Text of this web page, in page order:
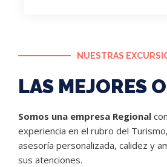
NUESTRAS
LAS MEJORES
Somos una empresa Regional
experiencia en el rubro del
asesoría personalizada, calidez y
sus atenciones.